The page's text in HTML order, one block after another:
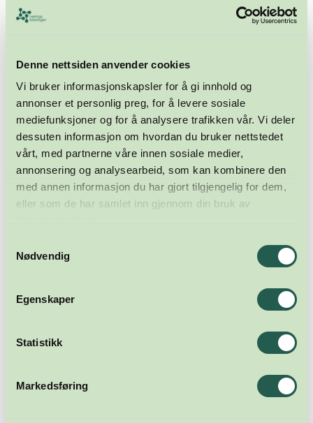
Denne nettsiden anvender cookies
Vi bruker informasjonskapsler for å gi innhold og
annonser et personlig preg, for å levere sosiale
mediefunksjoner og for å analysere trafikken vår. Vi deler
dessuten informasjon om hvordan du bruker nettstedet
vårt, med partnerne våre innen sosiale medier,
annonsering og analysearbeid, som kan kombinere den
med annen informasjon du har gjort tilgjengelig for dem,
eller som de har samlet inn gjennom din bruk av
Nødvendig
Egenskaper
Statistikk
Markedsføring